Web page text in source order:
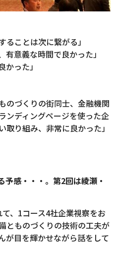
ることは次に繋がる」
有意義な時間で良かった」
かった」
のづくりの街同士、金融機関
ンディングページを使った企
り組み、非常に良かった」
感・・・。第2回は綾瀬・
、1コース4社企業視察をお
とものづくりの技術の工夫が
が目を輝かせながら話をして